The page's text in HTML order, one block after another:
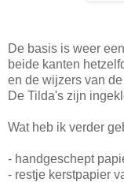
De basis is weer
beide kanten
en de wijzers van de
De Tilda's zijn
Wat heb ik verder
- handgeschept
- restje kerstpapier